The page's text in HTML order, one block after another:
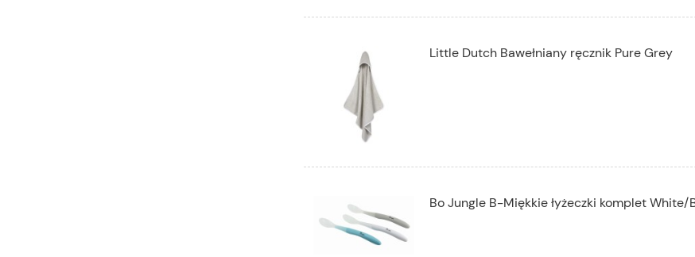
Little Dutch Bawełniany ręcznik Pure Grey
Bo Jungle B-Miękkie łyżeczki komplet White/